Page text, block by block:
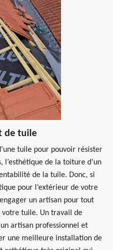
de tuile
tuile pour pouvoir résister
de la toiture d’un
de la tuile. Donc, si
pour l’extérieur de votre
un artisan pour tout
votre tuile. Un travail de
artisan professionnel et
une meilleure installation de